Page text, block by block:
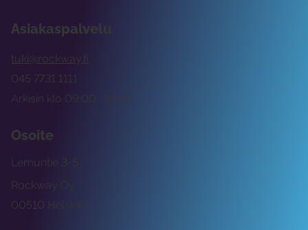
Asiakaspalvelu
tuki@rockway.fi
Arkisin klo 09:00 -15:00
045 7731 1111
Osoite
Rockway Oy
Lemuntie 3-5
00510 Helsinki